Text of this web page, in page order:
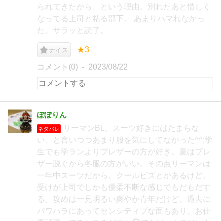
られてきたから、という理由。別れたあと惜しく
なってる上司と粘る部下。 あまりハマれなかっ
た。サラッと読了。
ナイス ★3
コメント(0) 2023/08/22
ぽぽりん
ネタバレ
リーマンBL。スーツ好きにはたまらな
い、と言いつつあまり服を気にしてなかった^^;学
生でも学ランよりブレザーの方が好き。夏はブレ
ザー脱ぐから冬服の方がいい。その点リーマンは
一年中スーツだから。クールビズとかあるけど。
受けが上司でしかも優柔不断な感じでもだもだす
る。攻めは一見明るい爽やか青年だけど、過去に
パワハラにあってセンシティブな面もあり。お仕